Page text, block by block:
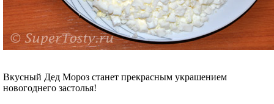
Вкусный Дед Мороз станет прекрасным украшением
новогоднего застолья!